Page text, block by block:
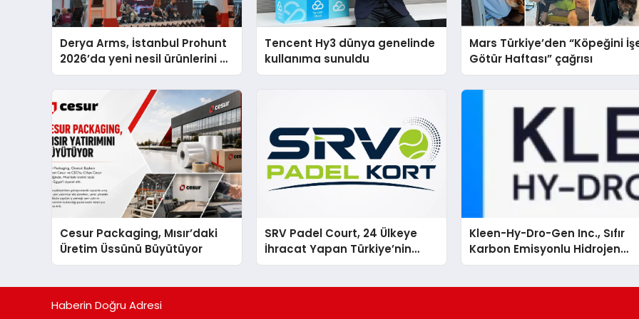
Derya Arms, İstanbul Prohunt
2026’da yeni nesil ürünlerini ve
global marka vizyonunu
Tencent Hy3 dünya genelinde
kullanıma sunuldu
Mars Türkiye’den “Köpeğini
Götür Haftası” çağrısı
Cesur Packaging, Mısır’daki
Üretim Üssünü Büyütüyor
SRV Padel Court, 24 Ülkeye
İhracat Yapan Türkiye’nin
Padel Kortu Üretim Gücü
Kleen-Hy-Dro-Gen Inc., Sıfır
Karbon Emisyonlu Hidrojen
Isıtma Teknolojisinde ISO ve
Haberin Doğru Adresi